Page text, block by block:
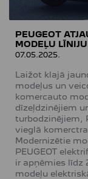
PEUGEOT
MODEĻU LĪNIJU
07.05.2025.
Laižot klajā
modeļus un
komercauto
dīzeļdzinējiem
turbodzinējiem,
vieglā
Modernizētie
PEUGEOT
ir apņēmies līdz
modeļu